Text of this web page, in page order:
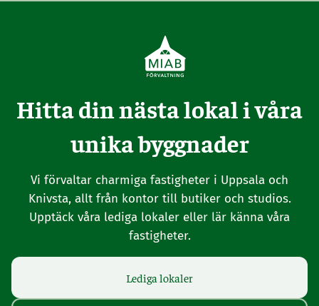
Hitta din nästa lokal i våra
unika byggnader
Vi förvaltar charmiga fastigheter i Uppsala och
Knivsta, allt från kontor till butiker och studios.
Upptäck våra lediga lokaler eller lär känna våra
fastigheter.
Lediga lokaler